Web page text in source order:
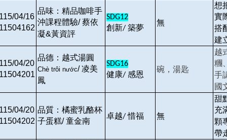
04/16
品味：精品咖啡手
沖課程體驗/ 蔡依
凝&黃資評
SDG12
創新/ 築夢
無
想
實
搭
建
04/20
品德：越式湯圓
Chè trôi nước/凌美
鳳
SDG16
健康/ 感恩
碗，湯匙
越
糰
手
國
04/20 品質：橘蜜乳酪杯
子蛋糕/ 童金南
卓越/惜福 無
甜
充
顆
帶